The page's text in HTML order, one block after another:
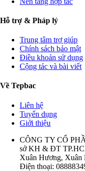
Hỗ trợ & Pháp lý
Trung tâm trợ giúp
Chính sách bảo mật
Điều khoản sử dụng
Cộng tác và bài viết
Về Tepbac
Liên hệ
Tuyển dụng
Giới thiệu
CÔNG TY CỔ
sở KH & ĐT
Xuân Hương, Xuân
Điện thoại: